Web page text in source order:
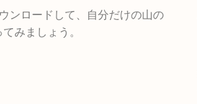
ンロードして、自分だけの山の
みましょう。